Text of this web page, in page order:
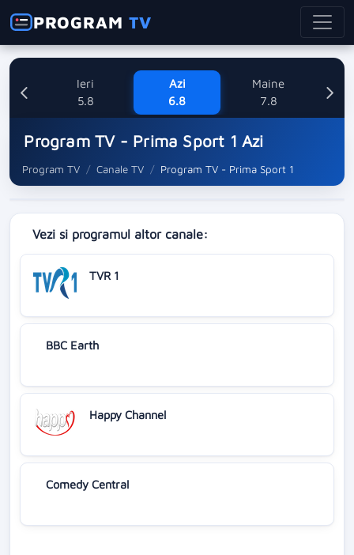
PROGRAMTV
Ieri
5.8
Azi
6.8
Maine
7.8
Program TV - Prima Sport 1 Azi
Program TV Canale TV Program TV - Prima Sport 1
Vezi si programul altor canale:
TVR 1
BBC Earth
Happy Channel
Comedy Central